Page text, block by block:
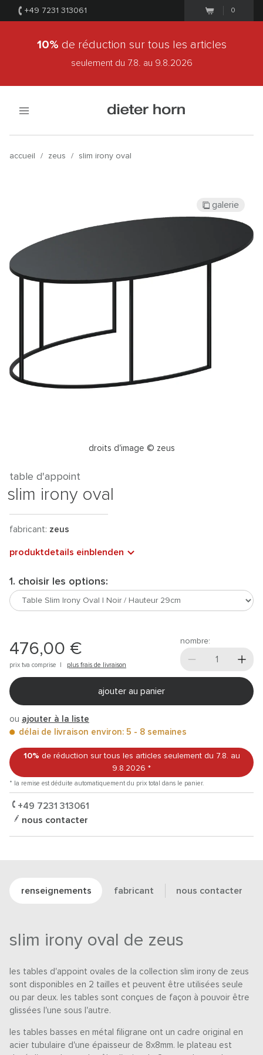
+49 7231 313061 0
10% de réduction sur tous les articles
seulement du 7.8. au 9.8.2026
accueil / zeus / slim irony oval
droits d'image © zeus
galerie
table d'appoint
slim irony oval
fabricant: zeus
produktdetails einblenden
1. choisir les options:
476,00 €
prix tva comprise | plus frais de livraison
nombre:
ajouter au panier
ou ajouter à la liste
délai de livraison environ: 5 - 8 semaines
10% de réduction sur tous les articles seulement du 7.8. au
9.8.2026 *
* la remise est déduite automatiquement du prix total dans le panier.
+49 7231 313061
nous contacter
renseignements fabricant nous contacter
slim irony oval de zeus
les tables d'appoint ovales de la collection slim irony de zeus
sont disponibles en 2 tailles et peuvent être utilisées seule
ou par deux. les tables sont conçues de façon à pouvoir être
glissées l'une sous l'autre.
les tables basses en métal filigrane ont un cadre original en
acier tubulaire d'une épaisseur de 8x8mm. le plateau est